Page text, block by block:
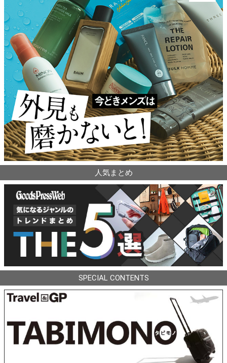
人気まとめ
SPECIAL CONTENTS